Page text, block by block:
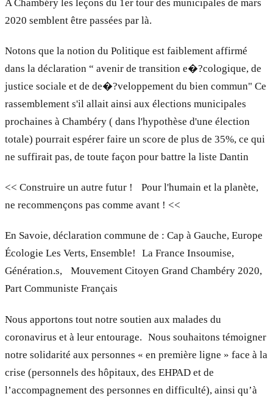
A Chambéry les leçons du 1er tour des municipales de mars
2020 semblent être passées par là.
Notons que la notion du Politique est faiblement affirmé
dans la déclaration “ avenir de transition e�?cologique, de
justice sociale et de de�?veloppement du bien commun" Ce
rassemblement s'il allait ainsi aux élections municipales
prochaines à Chambéry ( dans l'hypothèse d'une élection
totale) pourrait espérer faire un score de plus de 35%, ce qui
ne suffirait pas, de toute façon pour battre la liste Dantin
<< Construire un autre futur ! Pour l'humain et la planète,
ne recommençons pas comme avant ! <<
En Savoie, déclaration commune de : Cap à Gauche, Europe
Écologie Les Verts, Ensemble! La France Insoumise,
Génération.s, Mouvement Citoyen Grand Chambéry 2020,
Part Communiste Français
Nous apportons tout notre soutien aux malades du
coronavirus et à leur entourage. Nous souhaitons témoigner
notre solidarité aux personnes « en première ligne » face à la
crise (personnels des hôpitaux, des EHPAD et de
l’accompagnement des personnes en difficulté), ainsi qu’à